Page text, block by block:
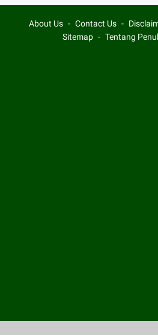
About Us Contact Us
Sitemap
Tentang